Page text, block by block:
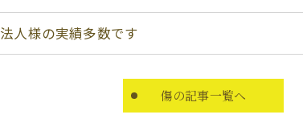
法人様の実績多数です
傷の記事一覧へ